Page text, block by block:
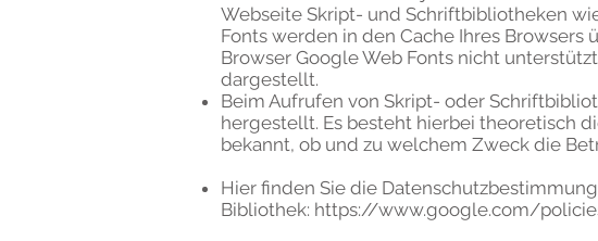
Webseite Skript- und Schriftbibliotheken
Fonts werden in den Cache Ihres
Browser Google Web Fonts nicht
dargestellt.
Beim Aufrufen von Skript- oder
hergestellt. Es besteht hierbei theoretisch
bekannt, ob und zu welchem Zweck die
Hier finden Sie die
Bibliothek: https://www.google.com/